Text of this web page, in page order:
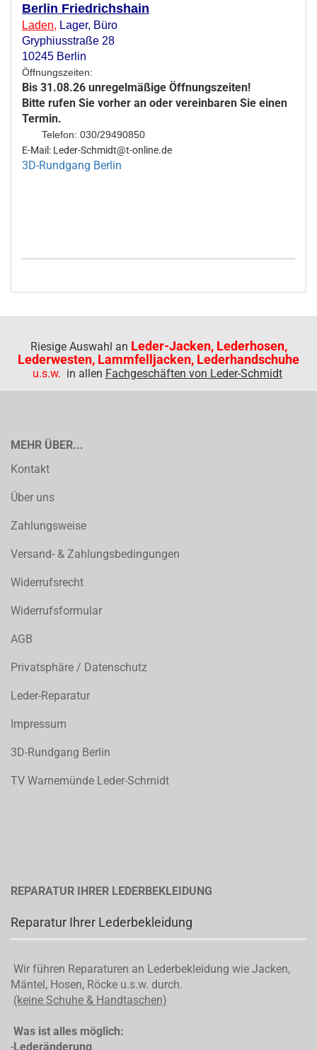
Berlin Friedrichshain
Laden, Lager, Büro
Gryphiusstraße 28
10245 Berlin
Öffnungszeiten:
Bis 31.08.26 unregelmäßige Öffnungszeiten!
Bitte rufen Sie vorher an oder vereinbaren Sie einen
Termin.
Telefon: 030/29490850
E-Mail: Leder-Schmidt@t-online.de
3D-Rundgang Berlin
Riesige Auswahl an Leder-Jacken, Lederhosen,
Lederwesten, Lammfelljacken, Lederhandschuhe
u.s.w. in allen Fachgeschäften von Leder-Schmidt
MEHR ÜBER...
Kontakt
Über uns
Zahlungsweise
Versand- & Zahlungsbedingungen
Widerrufsrecht
Widerrufsformular
AGB
Privatsphäre / Datenschutz
Leder-Reparatur
Impressum
3D-Rundgang Berlin
TV Warnemünde Leder-Schmidt
REPARATUR IHRER LEDERBEKLEIDUNG
Reparatur Ihrer Lederbekleidung
Wir führen Reparaturen an Lederbekleidung wie Jacken,
Mäntel, Hosen, Röcke u.s.w. durch.
(keine Schuhe & Handtaschen)
Was ist alles möglich:
-Lederänderung